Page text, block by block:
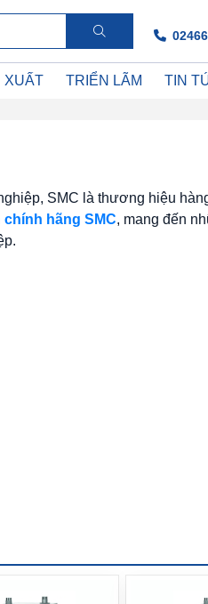
XUẤT TRIỂN LÃM TIN
SMC là thương hiệu
chính hãng SMC, mang đến